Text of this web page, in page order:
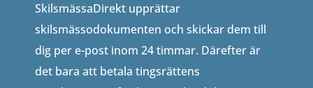
SkilsmässaDirekt upprättar
skilsmässodokumenten och skickar dem till
dig per e-post inom 24 timmar. Därefter är
det bara att betala tingsrättens